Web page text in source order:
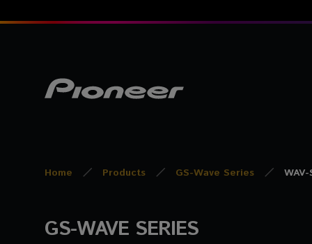
Home Products GS-Wave Series WAV-
GS-WAVE SERIES